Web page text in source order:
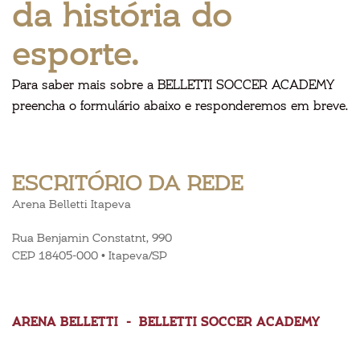
da história do
esporte.
Para saber mais sobre a BELLETTI SOCCER ACADEMY
preencha o formulário abaixo e responderemos em breve.
ESCRITÓRIO DA REDE
Arena Belletti Itapeva
Rua Benjamin Constatnt, 990
CEP 18405-000 • Itapeva/SP
ARENA BELLETTI - BELLETTI SOCCER ACADEMY